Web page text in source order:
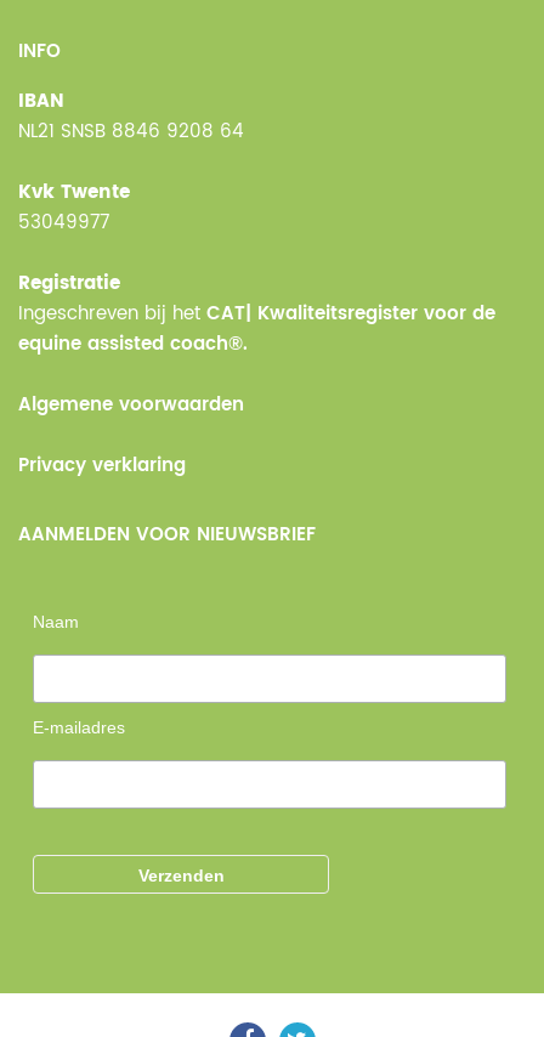
INFO
IBAN
NL21 SNSB 8846 9208 64
Kvk Twente
53049977
Registratie
Ingeschreven bij het CAT| Kwaliteitsregister voor de
equine assisted coach®.
Algemene voorwaarden
Privacy verklaring
AANMELDEN VOOR NIEUWSBRIEF
Naam
E-mailadres